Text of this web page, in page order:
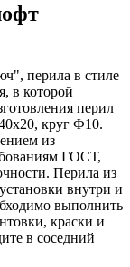
перила в стиле
в которой
перил
круг Ф10.
из
ГОСТ,
Перила из
внутри и
выполнить
краски и
в соседний